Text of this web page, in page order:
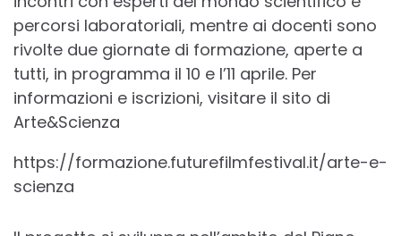
percorsi laboratoriali, mentre ai docenti sono
rivolte due giornate di formazione, aperte a
tutti, in programma il 10 e l’11 aprile. Per
informazioni e iscrizioni, visitare il sito di
Arte&Scienza
https://formazione.futurefilmfestival.it/arte-e-
scienza